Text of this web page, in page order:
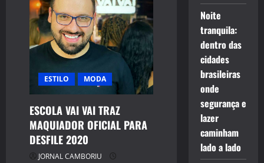
ESTILO MODA
ESCOLA VAI VAI TRAZ
MAQUIADOR OFICIAL PARA
DESFILE 2020
JORNAL CAMBORIU
Noite
tranquila:
dentro das
cidades
brasileiras
onde
segurança e
lazer
caminham
lado a lado